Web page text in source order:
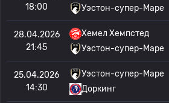
18:00
Уэстон-супер-Маре
28.04.2026
21:45
Хемел Хемпстед
Уэстон-супер-Маре
25.04.2026
14:30
Уэстон-супер-Маре
Доркинг